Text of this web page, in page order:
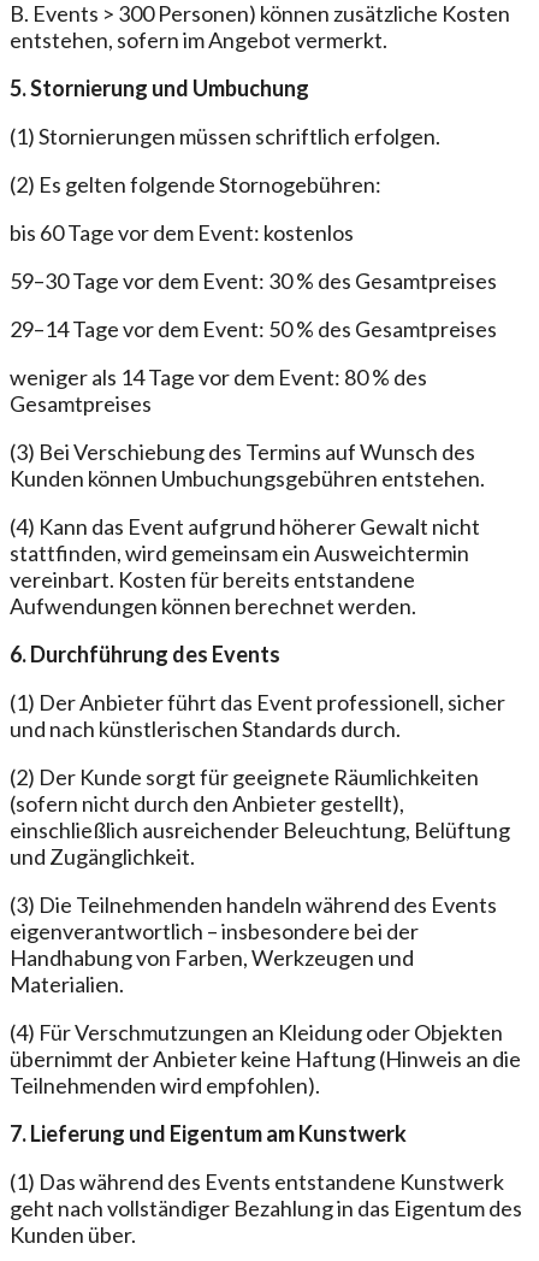
B. Events > 300 Personen) können zusätzliche Kosten
entstehen, sofern im Angebot vermerkt.
5. Stornierung und Umbuchung
(1) Stornierungen müssen schriftlich erfolgen.
(2) Es gelten folgende Stornogebühren:
bis 60 Tage vor dem Event: kostenlos
59–30 Tage vor dem Event: 30 % des Gesamtpreises
29–14 Tage vor dem Event: 50 % des Gesamtpreises
weniger als 14 Tage vor dem Event: 80 % des
Gesamtpreises
(3) Bei Verschiebung des Termins auf Wunsch des
Kunden können Umbuchungsgebühren entstehen.
(4) Kann das Event aufgrund höherer Gewalt nicht
stattfinden, wird gemeinsam ein Ausweichtermin
vereinbart. Kosten für bereits entstandene
Aufwendungen können berechnet werden.
6. Durchführung des Events
(1) Der Anbieter führt das Event professionell, sicher
und nach künstlerischen Standards durch.
(2) Der Kunde sorgt für geeignete Räumlichkeiten
(sofern nicht durch den Anbieter gestellt),
einschließlich ausreichender Beleuchtung, Belüftung
und Zugänglichkeit.
(3) Die Teilnehmenden handeln während des Events
eigenverantwortlich – insbesondere bei der
Handhabung von Farben, Werkzeugen und
Materialien.
(4) Für Verschmutzungen an Kleidung oder Objekten
übernimmt der Anbieter keine Haftung (Hinweis an die
Teilnehmenden wird empfohlen).
7. Lieferung und Eigentum am Kunstwerk
(1) Das während des Events entstandene Kunstwerk
geht nach vollständiger Bezahlung in das Eigentum des
Kunden über.